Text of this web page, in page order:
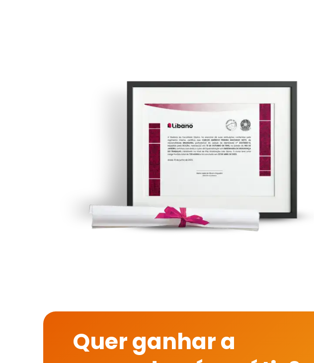
Quer ganhar a